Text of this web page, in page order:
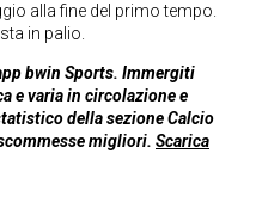
alla fine del primo tempo.
in palio.
bwin Sports. Immergiti
e varia in circolazione e
della sezione Calcio
migliori. Scarica